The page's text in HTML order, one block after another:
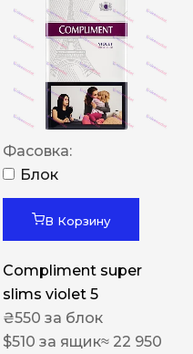
Фасовка:
Блок
В Корзину
Compliment super
slims violet 5
₴550 за блок
$510 за ящик≈ 22 950